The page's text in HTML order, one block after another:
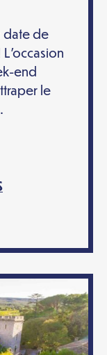
date de
end
le